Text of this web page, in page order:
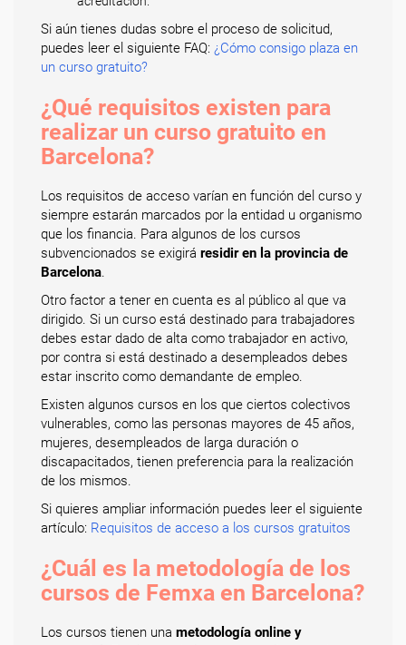
Si aún tienes dudas sobre el proceso de solicitud,
puedes leer el siguiente FAQ: ¿Cómo consigo plaza en
un curso gratuito?
¿Qué requisitos existen para
realizar un curso gratuito en
Barcelona?
Los requisitos de acceso varían en función del curso y
siempre estarán marcados por la entidad u organismo
que los financia. Para algunos de los cursos
subvencionados se exigirá residir en la provincia de
Barcelona.
Otro factor a tener en cuenta es al público al que va
dirigido. Si un curso está destinado para trabajadores
debes estar dado de alta como trabajador en activo,
por contra si está destinado a desempleados debes
estar inscrito como demandante de empleo.
Existen algunos cursos en los que ciertos colectivos
vulnerables, como las personas mayores de 45 años,
mujeres, desempleados de larga duración o
discapacitados, tienen preferencia para la realización
de los mismos.
Si quieres ampliar información puedes leer el siguiente
artículo: Requisitos de acceso a los cursos gratuitos
¿Cuál es la metodología de los
cursos de Femxa en Barcelona?
Los cursos tienen una metodología online y